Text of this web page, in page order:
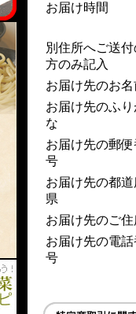
お届け時間
別住所へご送
方のみ記入
お届け先のお名
お届け先のふり
な
お届け先の郵便
号
お届け先の都道
県
お届け先のご住
お届け先の電話
号